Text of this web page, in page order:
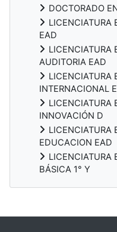
DOCTORADO
LICENCIATURA
EAD
LICENCIATURA
AUDITORIA EAD
LICENCIATURA
INTERNACIONAL
LICENCIATURA
INNOVACIÓN D
LICENCIATURA
EDUCACION EAD
LICENCIATURA
BÁSICA 1° Y
Bloques